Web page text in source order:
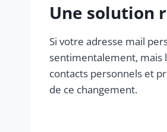
Une solution
Si votre adresse mail
sentimentalement, mais
contacts personnels et
de ce changement.